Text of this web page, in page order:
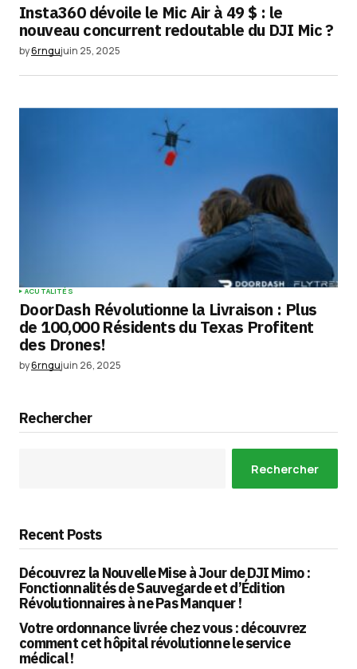
Insta360 dévoile le Mic Air à 49 $ : le
nouveau concurrent redoutable du DJI Mic ?
by6rngujuin 25, 2025
ACUTALITÉS
DoorDash Révolutionne la Livraison : Plus
de 100,000 Résidents du Texas Profitent
des Drones!
by6rngujuin 26, 2025
Rechercher
Rechercher
Recent Posts
Découvrez la Nouvelle Mise à Jour de DJI Mimo :
Fonctionnalités de Sauvegarde et d’Édition
Révolutionnaires à ne Pas Manquer !
Votre ordonnance livrée chez vous : découvrez
comment cet hôpital révolutionne le service
médical !